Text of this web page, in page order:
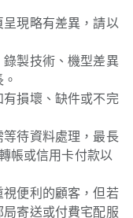
呈現略有差異，請以
錄製技術、機型差異
有損壞、缺件或不完
等待資料處理，最長
帳或信用卡付款以
視便利的顧客，但若
寄送或付費宅配服